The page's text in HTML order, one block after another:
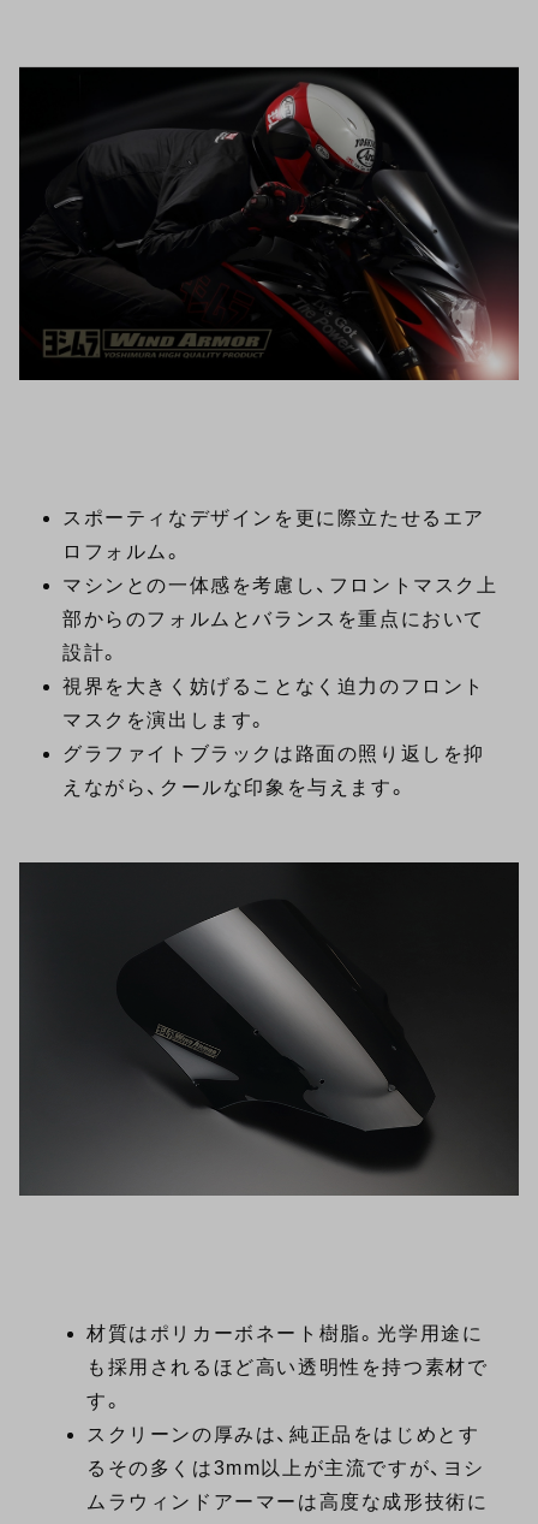
スポーティなデザインを更に際立たせるエア
ロフォルム。
マシンとの一体感を考慮し、フロントマスク上
部からのフォルムとバランスを重点において
設計。
視界を大きく妨げることなく迫力のフロント
マスクを演出します。
グラファイトブラックは路面の照り返しを抑
えながら、クールな印象を与えます。
材質はポリカーボネート樹脂。光学用途に
も採用されるほど高い透明性を持つ素材で
す。
スクリーンの厚みは、純正品をはじめとす
るその多くは3mm以上が主流ですが、ヨシ
ムラウィンドアーマーは高度な成形技術に